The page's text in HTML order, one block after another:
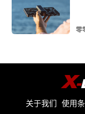
零
关于我们 使用